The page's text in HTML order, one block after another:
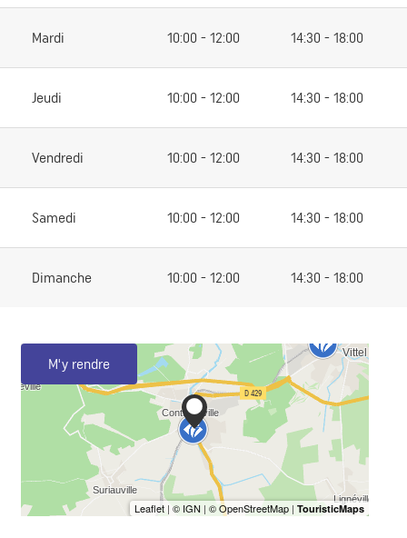
Mardi 10:00 - 12:00 14:30 - 18:00
Jeudi 10:00 - 12:00 14:30 - 18:00
Vendredi 10:00 - 12:00 14:30 - 18:00
Samedi 10:00 - 12:00 14:30 - 18:00
Dimanche 10:00 - 12:00 14:30 - 18:00
M'y rendre